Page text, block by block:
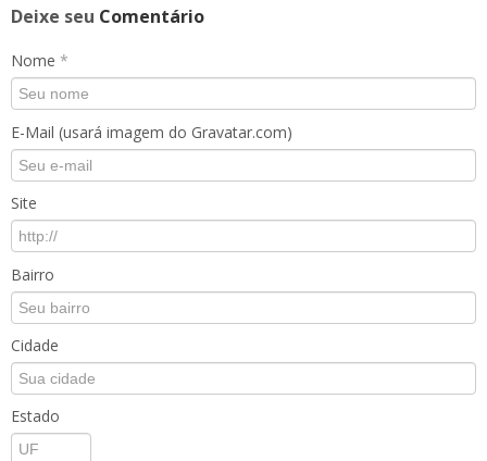
Deixe seu Comentário
Nome *
E-Mail (usará imagem do Gravatar.com)
Site
Bairro
Cidade
Estado